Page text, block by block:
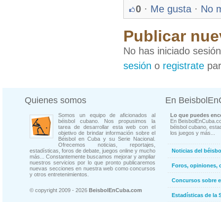
0 · Me gusta · No
Publicar
No has iniciado
sesión o registrate
Quienes somos
Somos un equipo de aficionados al
béisbol cubano. Nos propusimos la
tarea de desarrollar esta web con el
objetivo de brindar información sobre el
Béisbol en Cuba y su Serie Nacional.
Ofrecemos noticias, reportajes,
estadísticas, foros de debate, juegos online y mucho
más... Constantemente buscamos mejorar y ampliar
nuestros servicios por lo que pronto publicaremos
nuevas secciones en nuestra web como concursos
y otros entretenimientos.
© copyright 2009 - 2026 BeisbolEnCuba.com
En
Lo que puedes
En
béisbol cubano,
los juegos y más...
Noticias del
Foros, opiniones,
Concursos sobre
Estadísticas de la